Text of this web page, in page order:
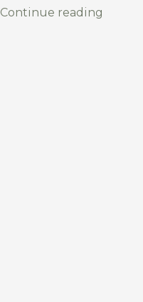
Continue reading